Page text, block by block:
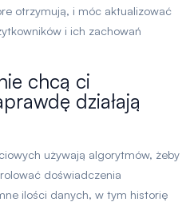
otrzymują, i móc aktualizować
i ich zachowań
chcą ci
działają
używają algorytmów, żeby
doświadczenia
ilości danych, w tym historię